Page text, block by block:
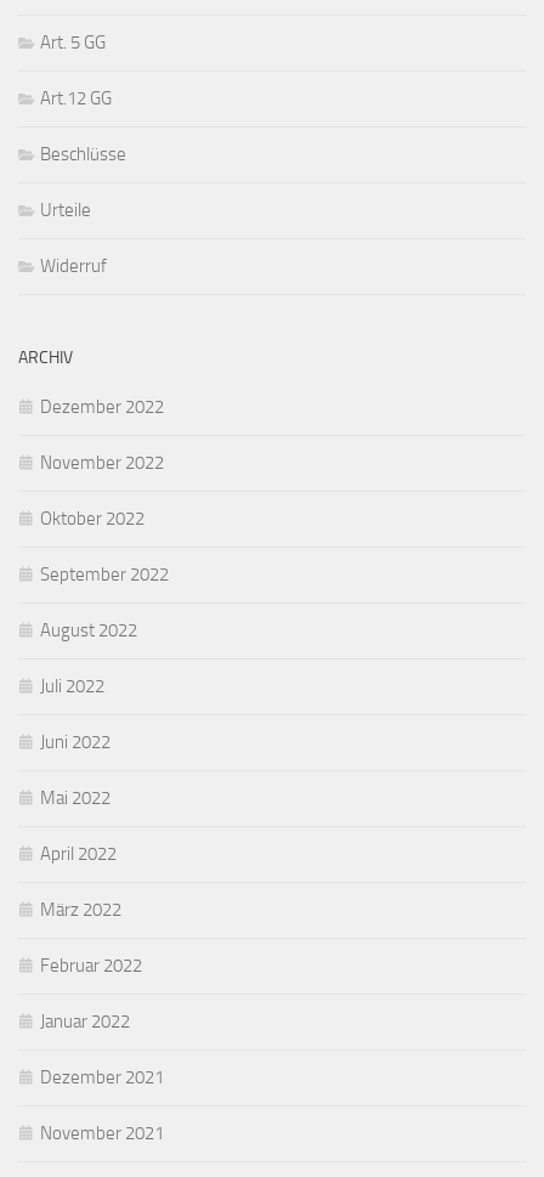
Art. 5 GG
Art.12 GG
Beschlüsse
Urteile
Widerruf
ARCHIV
Dezember 2022
November 2022
Oktober 2022
September 2022
August 2022
Juli 2022
Juni 2022
Mai 2022
April 2022
März 2022
Februar 2022
Januar 2022
Dezember 2021
November 2021